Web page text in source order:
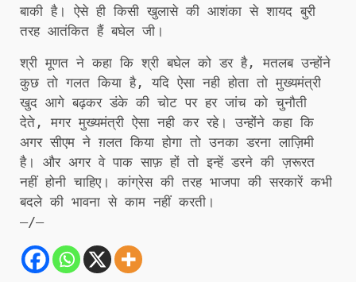
बाकी है। ऐसे ही किसी खुलासे की आशंका से शायद बुरी
तरह आतंकित हैं बघेल जी।
श्री मूणत ने कहा कि श्री बघेल को डर है, मतलब उन्होंने
कुछ तो गलत किया है, यदि ऐसा नही होता तो मुख्यमंत्री
खुद आगे बढ़कर डंके की चोट पर हर जांच को चुनौती
देते, मगर मुख्यमंत्री ऐसा नही कर रहे। उन्होंने कहा कि
अगर सीएम ने ग़लत किया होगा तो उनका डरना लाज़िमी
है। और अगर वे पाक साफ़ हों तो इन्हें डरने की ज़रूरत
नहीं होनी चाहिए। कांग्रेस की तरह भाजपा की सरकारें कभी
बदले की भावना से काम नहीं करती।
–/–